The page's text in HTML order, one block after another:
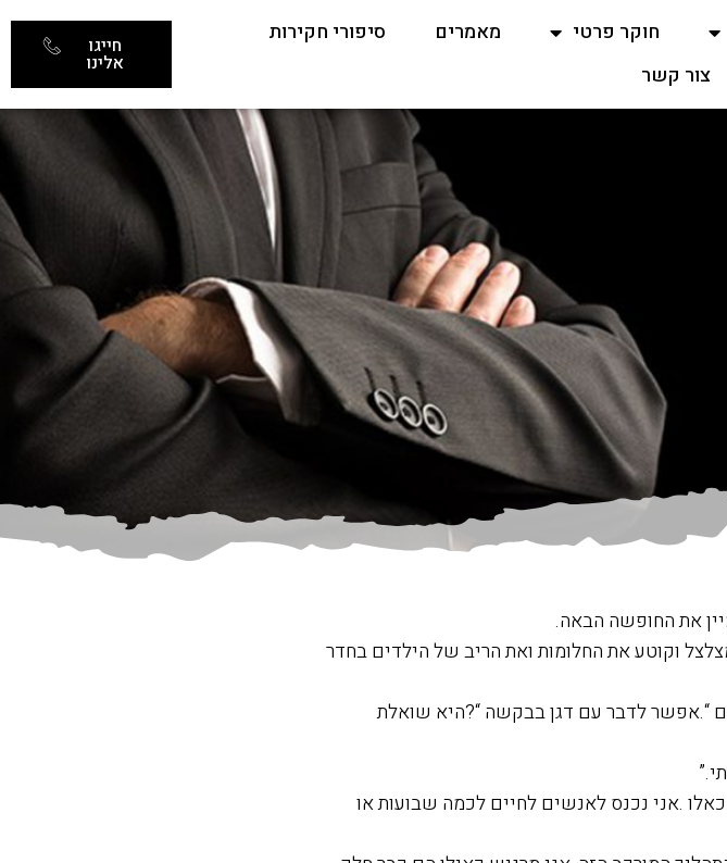
חוקר פרטי מאמרים
סיפורי חקירות
צור קשר
חייגו
אלינו
את החופשה הבאה.
וקוטע את החלומות ואת הריב של הילדים בחדר
לדבר עם דגן בבקשה “?היא שואלת
.אני נכנס לאנשים לחיים לכמה שבועות או